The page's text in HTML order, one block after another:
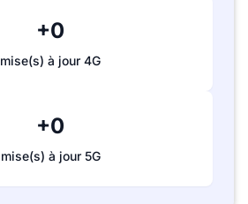
+0
mise(s) à jour 4G
+0
mise(s) à jour 5G